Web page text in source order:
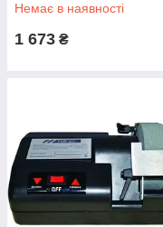
Немає в наявності
1 673 ₴